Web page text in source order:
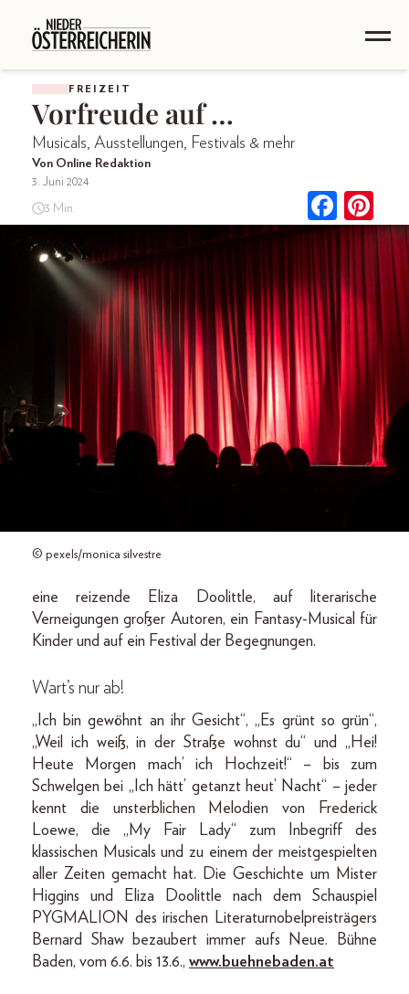
FREIZEIT
Vorfreude auf …
Musicals, Ausstellungen, Festivals & mehr
Von Online Redaktion
3. Juni 2024
3 Min.
© pexels/monica silvestre
eine reizende Eliza Doolittle, auf literarische
Verneigungen großer Autoren, ein Fantasy-Musical für
Kinder und auf ein Festival der Begegnungen.
Wart’s nur ab!
„Ich bin gewöhnt an ihr Gesicht“, „Es grünt so grün“,
„Weil ich weiß, in der Straße wohnst du“ und „Hei!
Heute Morgen mach’ ich Hochzeit!“ – bis zum
Schwelgen bei „Ich hätt’ getanzt heut’ Nacht“ – jeder
kennt die unsterblichen Melodien von Frederick
Loewe, die „My Fair Lady“ zum Inbegriff des
klassischen Musicals und zu einem der meistgespielten
aller Zeiten gemacht hat. Die Geschichte um Mister
Higgins und Eliza Doolittle nach dem Schauspiel
PYGMALION des irischen Literaturnobelpreisträgers
Bernard Shaw bezaubert immer aufs Neue. Bühne
Baden, vom 6.6. bis 13.6., www.buehnebaden.at